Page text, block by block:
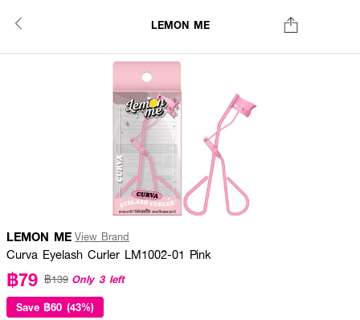
LEMON ME
LEMON ME View Brand
Curva Eyelash Curler LM1002-01 Pink
฿79 ฿139 Only 3 left
Save ฿60 (43%)